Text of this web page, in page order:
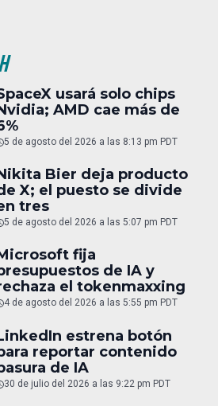
usará solo chips
AMD cae más de
5 de agosto del 2026 a las 8:13 pm PDT
Bier deja producto
X; el puesto se divide
tres
5 de agosto del 2026 a las 5:07 pm PDT
fija
de IA y
el tokenmaxxing
4 de agosto del 2026 a las 5:55 pm PDT
estrena botón
reportar contenido
de IA
30 de julio del 2026 a las 9:22 pm PDT